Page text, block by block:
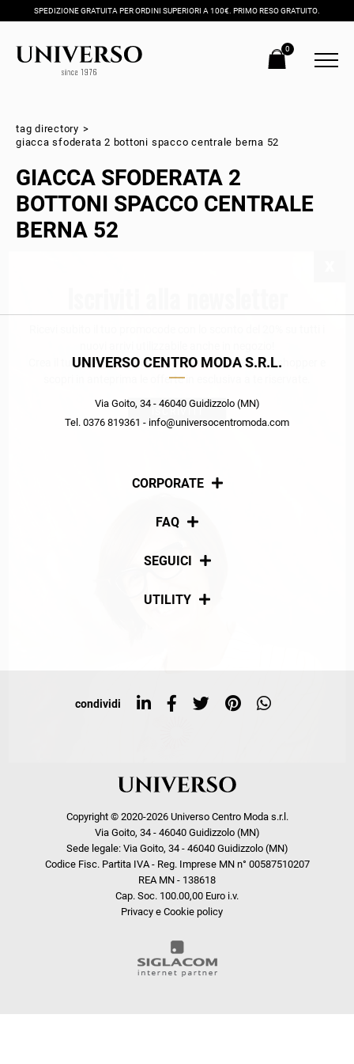
SPEDIZIONE GRATUITA PER ORDINI SUPERIORI A 100€. PRIMO RESO GRATUITO.
0
tag directory >
giacca sfoderata 2 bottoni spacco centrale berna 52
GIACCA SFODERATA 2
BOTTONI SPACCO CENTRALE
BERNA 52
UNIVERSO CENTRO MODA S.R.L.
Via Goito, 34 - 46040 Guidizzolo (MN)
Tel. 0376 819361 - info@universocentromoda.com
CORPORATE
Chi siamo
FAQ
Pagamenti
SEGUICI
Social
UTILITY
Top ricerche
condividi
Copyright © 2020-2026 Universo Centro Moda s.r.l.
Via Goito, 34 - 46040 Guidizzolo (MN)
Sede legale: Via Goito, 34 - 46040 Guidizzolo (MN)
Codice Fisc. Partita IVA - Reg. Imprese MN n° 00587510207
REA MN - 138618
Cap. Soc. 100.00,00 Euro i.v.
Privacy e Cookie policy
Crea il tuo stile grazie ai consigli dei nostri personal shopper e
scopri in anteprima le offerte in esclusiva a te riservate.